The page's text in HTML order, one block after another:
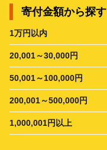
寄付金額から探す
1万円以内
20,001～30,000円
50,001～100,000円
200,001～500,000円
1,000,001円以上